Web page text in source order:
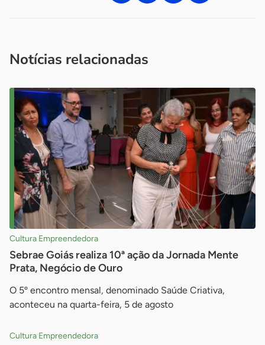
Notícias relacionadas
Cultura Empreendedora
Sebrae Goiás realiza 10ª ação da Jornada Mente
Prata, Negócio de Ouro
O 5º encontro mensal, denominado Saúde Criativa,
aconteceu na quarta-feira, 5 de agosto
Cultura Empreendedora